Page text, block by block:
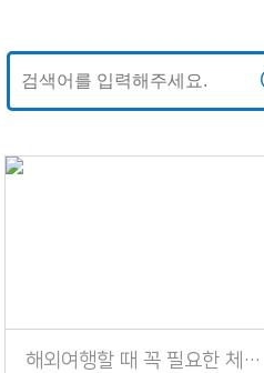
해외여행할 때 꼭 필요한 체크리스트